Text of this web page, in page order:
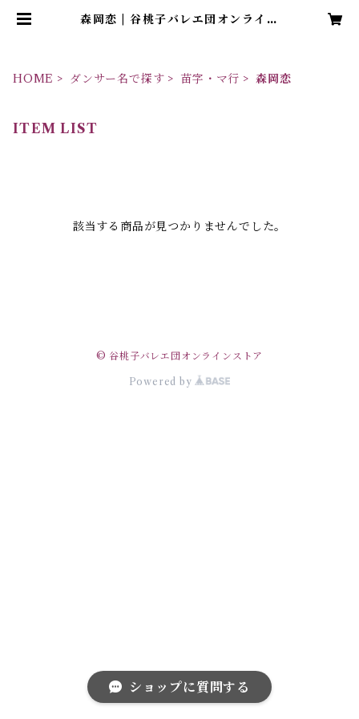
森岡恋 | 谷桃子バレエ団オンライン
HOME ダンサー名で探す 苗字・マ行 森岡恋
ITEM LIST
該当する商品が見つかりませんでした。
© 谷桃子バレエ団オンラインストア
Powered by
ショップに質問する